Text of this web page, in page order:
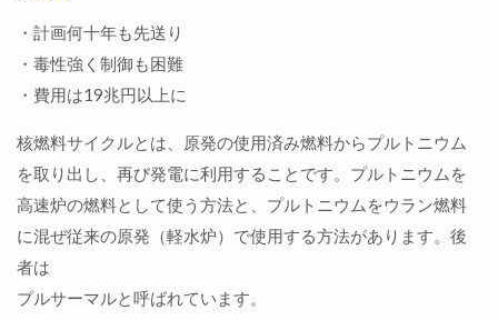
・計画何十年も先送り
・毒性強く制御も困難
・費用は19兆円以上に
核燃料サイクルとは、原発の使用済み燃料からプルトニウム
を取り出し、再び発電に利用することです。プルトニウムを
高速炉の燃料として使う方法と、プルトニウムをウラン燃料
に混ぜ従来の原発（軽水炉）で使用する方法があります。後
者は
プルサーマルと呼ばれています。